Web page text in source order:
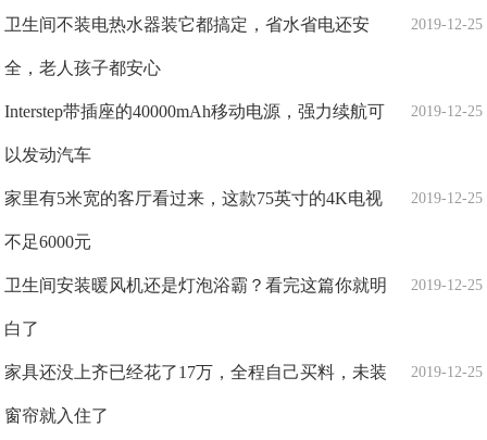
2019-12-25
卫生间不装电热水器装它都搞定，省水省电还安
全，老人孩子都安心
2019-12-25
Interstep带插座的40000mAh移动电源，强力续航可
以发动汽车
2019-12-25
家里有5米宽的客厅看过来，这款75英寸的4K电视
不足6000元
2019-12-25
卫生间安装暖风机还是灯泡浴霸？看完这篇你就明
白了
2019-12-25
家具还没上齐已经花了17万，全程自己买料，未装
窗帘就入住了